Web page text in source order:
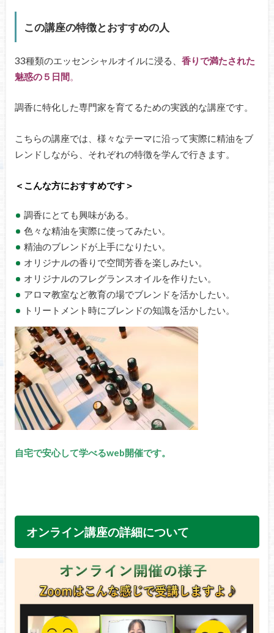
この講座の特徴とおすすめの人
33種類のエッセンシャルオイルに浸る、 香りで満たされた
魅惑の５日間。
調香に特化した専門家を育てるための実践的な講座です。
こちらの講座では、様々なテーマに沿って実際に精油をブ
レンドしながら、それぞれの特徴を学んで行きます。
＜こんな方におすすめです＞
調香にとても興味がある。
色々な精油を実際に使ってみたい。
精油のブレンドが上手になりたい。
オリジナルの香りで空間芳香を楽しみたい。
オリジナルのフレグランスオイルを作りたい。
アロマ教室など教育の場でブレンドを活かしたい。
トリートメント時にブレンドの知識を活かしたい。
自宅で安心して学べるweb開催です。
オンライン講座の詳細について